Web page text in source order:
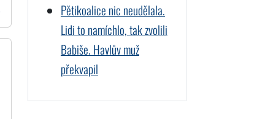
Pětikoalice nic neudělala.
Lidi to namíchlo, tak zvolili
Babiše. Havlův muž
překvapil